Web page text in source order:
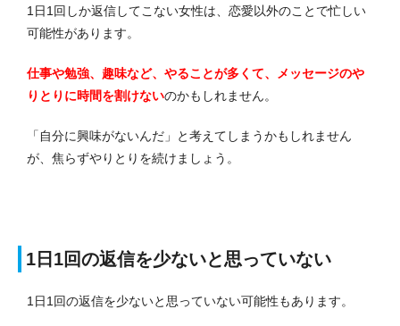
1日1回しか返信してこない女性は、恋愛以外のことで忙しい
可能性があります。
仕事や勉強、趣味など、やることが多くて、メッセージのや
りとりに時間を割けないのかもしれません。
「自分に興味がないんだ」と考えてしまうかもしれません
が、焦らずやりとりを続けましょう。
1日1回の返信を少ないと思っていない
1日1回の返信を少ないと思っていない可能性もあります。